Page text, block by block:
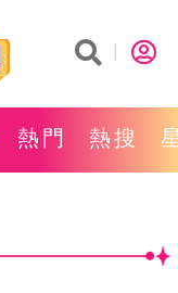
熱門 熱搜